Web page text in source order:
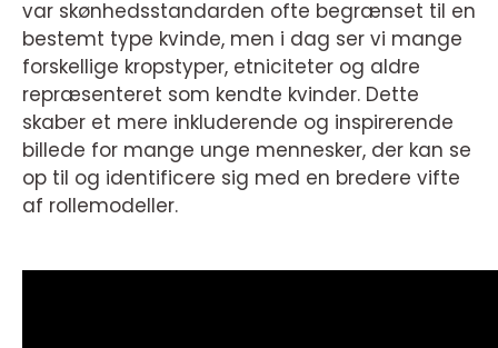
var skønhedsstandarden ofte begrænset til en
bestemt type kvinde, men i dag ser vi mange
forskellige kropstyper, etniciteter og aldre
repræsenteret som kendte kvinder. Dette
skaber et mere inkluderende og inspirerende
billede for mange unge mennesker, der kan se
op til og identificere sig med en bredere vifte
af rollemodeller.